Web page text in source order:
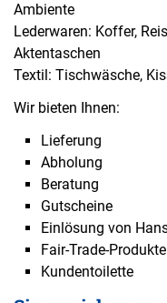
Ambiente
Lederwaren: Koffer,
Aktentaschen
Textil: Tischwäsche,
Wir bieten Ihnen:
Lieferung
Abholung
Beratung
Gutscheine
Einlösung von
Fair-Trade-Produkte
Kundentoilette